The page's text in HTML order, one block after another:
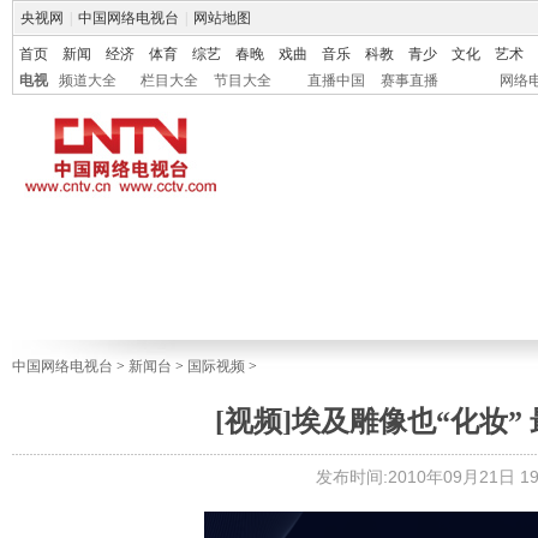
央视网 中国网络电视台 网站地图
首页 新闻 经济 体育 综艺 春晚 戏曲 音乐 科教 青少 文化
艺术
电视
频道大全 栏目大全 节目大全 直播中国 赛事直播 网络
中国网络电视台 > 新闻台 > 国际视频 >
[视频]埃及雕像也“化妆”
发布时间:2010年09月21日